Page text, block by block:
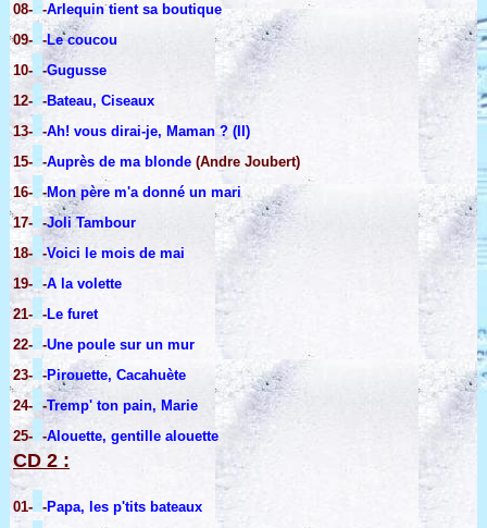
08- -Arlequin tient sa boutique
09- -Le coucou
10- -Gugusse
12- -Bateau, Ciseaux
13- -Ah! vous dirai-je, Maman ? (II)
15- -Auprès de ma blonde (Andre Joubert)
16- -Mon père m'a donné un mari
17- -Joli Tambour
18- -Voici le mois de mai
19- -A la volette
21- -Le furet
22- -Une poule sur un mur
23- -Pirouette, Cacahuète
24- -Tremp' ton pain, Marie
25- -Alouette, gentille alouette
CD 2 :
01- -Papa, les p'tits bateaux